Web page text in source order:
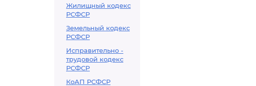
Жилищный кодекс
РСФСР
Земельный кодекс
РСФСР
Исправительно -
трудовой кодекс
РСФСР
КоАП РСФСР